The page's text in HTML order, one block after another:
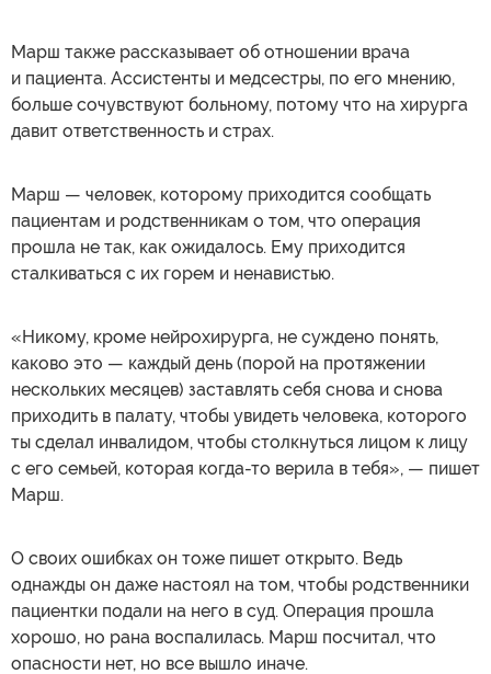
Марш также рассказывает об отношении врача
и пациента. Ассистенты и медсестры, по его мнению,
больше сочувствуют больному, потому что на хирурга
давит ответственность и страх.
Марш — человек, которому приходится сообщать
пациентам и родственникам о том, что операция
прошла не так, как ожидалось. Ему приходится
сталкиваться с их горем и ненавистью.
«Никому, кроме нейрохирурга, не суждено понять,
каково это — каждый день (порой на протяжении
нескольких месяцев) заставлять себя снова и снова
приходить в палату, чтобы увидеть человека, которого
ты сделал инвалидом, чтобы столкнуться лицом к лицу
с его семьей, которая когда-то верила в тебя», — пишет
Марш.
О своих ошибках он тоже пишет открыто. Ведь
однажды он даже настоял на том, чтобы родственники
пациентки подали на него в суд. Операция прошла
хорошо, но рана воспалилась. Марш посчитал, что
опасности нет, но все вышло иначе.